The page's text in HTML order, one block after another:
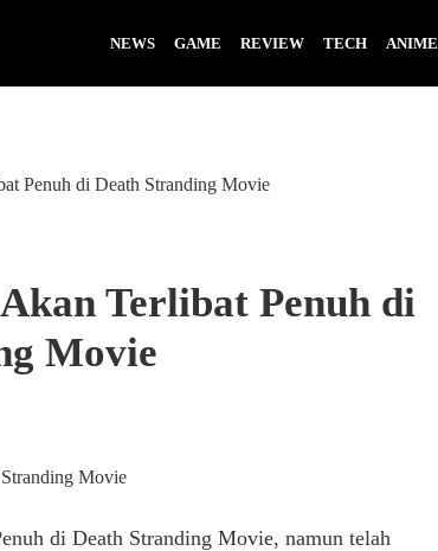
NEWS GAME REVIEW TECH ANIME
Penuh di Death Stranding Movie
Terlibat Penuh di
Movie
di Death Stranding Movie, namun telah